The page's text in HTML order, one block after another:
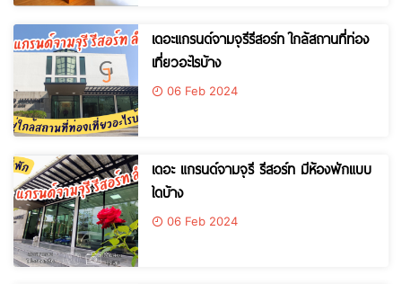
เดอะแกรนด์จามจุรีรีสอร์ท ใกล้สถานที่ท่อง
เที่ยวอะไรบ้าง
06 Feb 2024
เดอะ แกรนด์จามจุรี รีสอร์ท มีห้องพักแบบ
ใดบ้าง
06 Feb 2024